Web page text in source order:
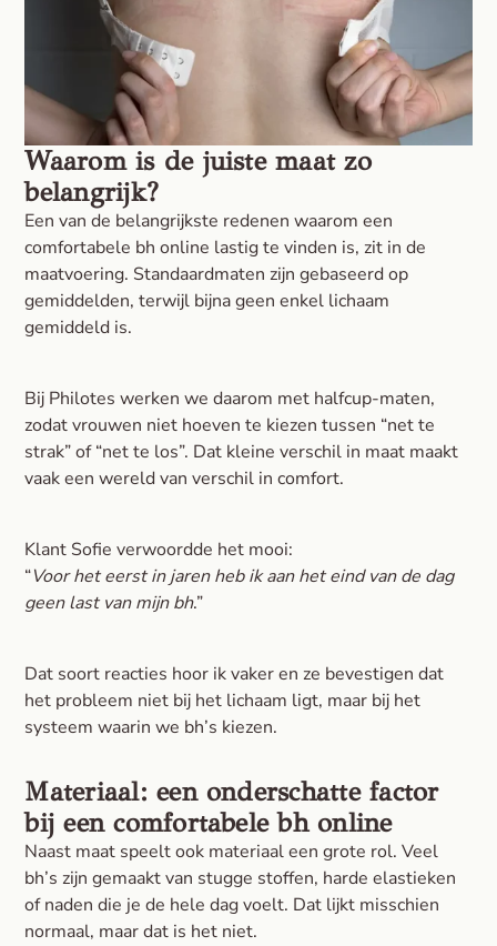
Waarom is de juiste maat zo
belangrijk?
Een van de belangrijkste redenen waarom een
comfortabele bh online lastig te vinden is, zit in de
maatvoering. Standaardmaten zijn gebaseerd op
gemiddelden, terwijl bijna geen enkel lichaam
gemiddeld is.
Bij Philotes werken we daarom met halfcup-maten,
zodat vrouwen niet hoeven te kiezen tussen “net te
strak” of “net te los”. Dat kleine verschil in maat maakt
vaak een wereld van verschil in comfort.
Klant Sofie verwoordde het mooi:
“Voor het eerst in jaren heb ik aan het eind van de dag
geen last van mijn bh.”
Dat soort reacties hoor ik vaker en ze bevestigen dat
het probleem niet bij het lichaam ligt, maar bij het
systeem waarin we bh’s kiezen.
Materiaal: een onderschatte factor
bij een comfortabele bh online
Naast maat speelt ook materiaal een grote rol. Veel
bh’s zijn gemaakt van stugge stoffen, harde elastieken
of naden die je de hele dag voelt. Dat lijkt misschien
normaal, maar dat is het niet.